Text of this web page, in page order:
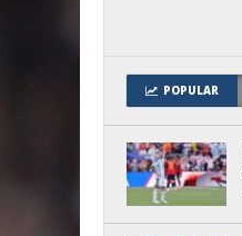
POPULAR